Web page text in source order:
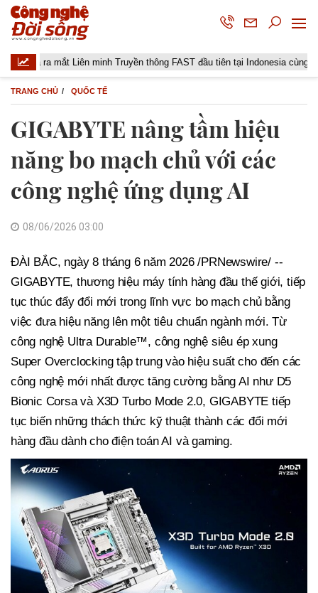
ra mắt Liên minh Truyền thông FAST đầu tiên tại Indonesia cùng các đài
TRANG CHỦ QUỐC TẾ
GIGABYTE nâng tầm hiệu
năng bo mạch chủ với các
công nghệ ứng dụng AI
08/06/2026 03:00
ĐÀI BẮC, ngày 8 tháng 6 năm 2026 /PRNewswire/ --
GIGABYTE, thương hiệu máy tính hàng đầu thế giới, tiếp
tục thúc đẩy đổi mới trong lĩnh vực bo mạch chủ bằng
việc đưa hiệu năng lên một tiêu chuẩn ngành mới. Từ
công nghệ Ultra Durable™, công nghệ siêu ép xung
Super Overclocking tập trung vào hiệu suất cho đến các
công nghệ mới nhất được tăng cường bằng AI như D5
Bionic Corsa và X3D Turbo Mode 2.0, GIGABYTE tiếp
tục biến những thách thức kỹ thuật thành các đổi mới
hàng đầu dành cho điện toán AI vàgaming.